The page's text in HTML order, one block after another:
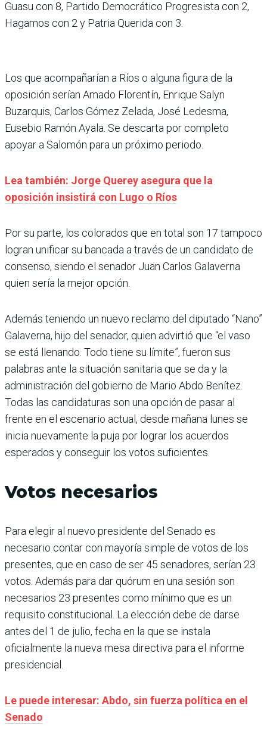
Guasu con 8, Partido Democrático Progresista con 2,
Hagamos con 2 y Patria Querida con 3.
Los que acompañarían a Ríos o alguna figura de la
oposición serían Amado Florentín, Enrique Salyn
Buzarquis, Carlos Gómez Zelada, José Ledesma,
Eusebio Ramón Ayala. Se descarta por completo
apoyar a Salomón para un próximo periodo.
Lea también: Jorge Querey asegura que la
oposición insistirá con Lugo o Ríos
Por su parte, los colorados que en total son 17 tampoco
logran unificar su bancada a través de un candidato de
consenso, siendo el senador Juan Carlos Galaverna
quien sería la mejor opción.
Además teniendo un nuevo reclamo del diputado “Nano”
Galaverna, hijo del senador, quien advirtió que “el vaso
se está llenando. Todo tiene su límite”, fueron sus
palabras ante la situación sanitaria que se da y la
administración del gobierno de Mario Abdo Benítez.
Todas las candidaturas son una opción de pasar al
frente en el escenario actual, desde mañana lunes se
inicia nuevamente la puja por lograr los acuerdos
esperados y conseguir los votos suficientes.
Votos necesarios
Para elegir al nuevo presidente del Senado es
necesario contar con mayoría simple de votos de los
presentes, que en caso de ser 45 senadores, serían 23
votos. Además para dar quórum en una sesión son
necesarios 23 presentes como mínimo que es un
requisito constitucional. La elección debe de darse
antes del 1 de julio, fecha en la que se instala
oficialmente la nueva mesa directiva para el informe
presidencial.
Le puede interesar: Abdo, sin fuerza política en el
Senado